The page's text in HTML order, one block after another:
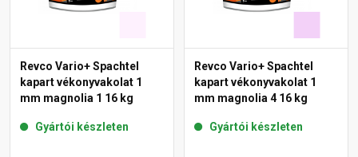
Revco Vario+ Spachtel
kapart vékonyvakolat 1
mm magnolia 1 16 kg
Gyártói készleten
Revco Vario+ Spachtel
kapart vékonyvakolat 1
mm magnolia 4 16 kg
Gyártói készleten